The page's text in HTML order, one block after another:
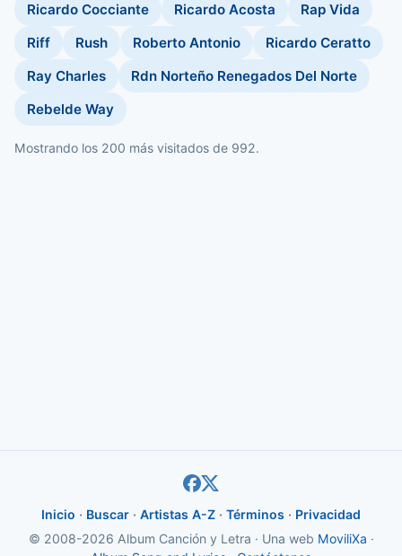
Ricardo Cocciante
Ricardo Acosta
Rap Vida
Riff
Rush Roberto Antonio
Ricardo Ceratto
Ray Charles
Rdn Norteño Renegados Del Norte
Rebelde Way
Mostrando los 200 más visitados de 992.
Inicio · Buscar · Artistas A-Z · Términos · Privacidad
© 2008-2026 Album Canción y Letra · Una web MoviliXa ·